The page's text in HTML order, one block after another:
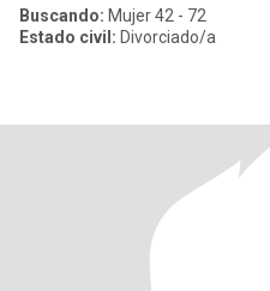
Buscando: Mujer 42 - 72
Estado civil: Divorciado/a